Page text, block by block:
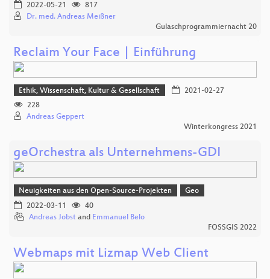
2022-05-21
817
Dr. med. Andreas Meißner
Gulaschprogrammiernacht 20
Reclaim Your Face | Einführung
Ethik, Wissenschaft, Kultur & Gesellschaft
2021-02-27
228
Andreas Geppert
Winterkongress 2021
geOrchestra als Unternehmens-GDI
Neuigkeiten aus den Open-Source-Projekten
Geo
2022-03-11
40
Andreas Jobst and Emmanuel Belo
FOSSGIS 2022
Webmaps mit Lizmap Web Client